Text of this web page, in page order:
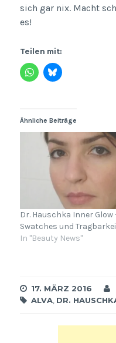
sich gar nix. Macht
es!
Teilen mit:
Ähnliche Beiträge
Dr. Hauschka Inner Glow
Swatches und
In "Beauty News"
17. MÄRZ 2016
ALVA, DR.